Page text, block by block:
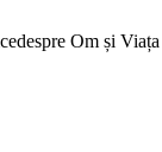
Om și